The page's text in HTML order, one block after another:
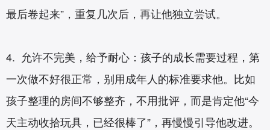
最后卷起来”，重复几次后，再让他独立尝试。
4. 允许不完美，给予耐心：孩子的成长需要过程，第
一次做不好很正常，别用成年人的标准要求他。比如
孩子整理的房间不够整齐，不用批评，而是肯定他“今
天主动收拾玩具，已经很棒了”，再慢慢引导他改进。